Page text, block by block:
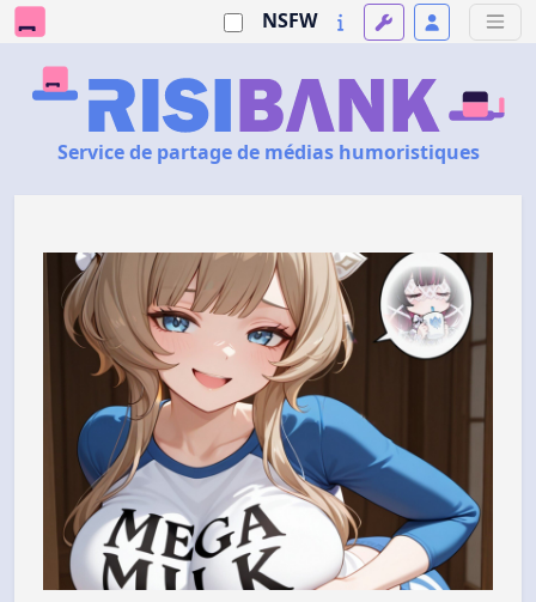
NSFW
Service de partage de médias humoristiques